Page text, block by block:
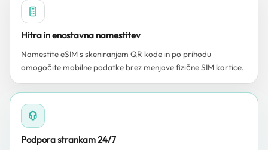
Hitra in enostavna namestitev
Namestite eSIM s skeniranjem QR kode in po prihodu
omogočite mobilne podatke brez menjave fizične SIM kartice.
Podpora strankam 24/7